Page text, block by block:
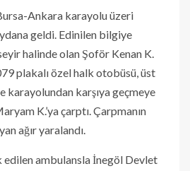
Ankara karayolu üzeri
geldi. Edinilen bilgiye
halinde olan Şoför Kenan K.
plakalı özel halk otobüsü, üst
karayolundan karşıya geçmeye
K.’ya çarptı. Çarpmanın
ağır yaralandı.
edilen ambulansla İnegöl Devlet